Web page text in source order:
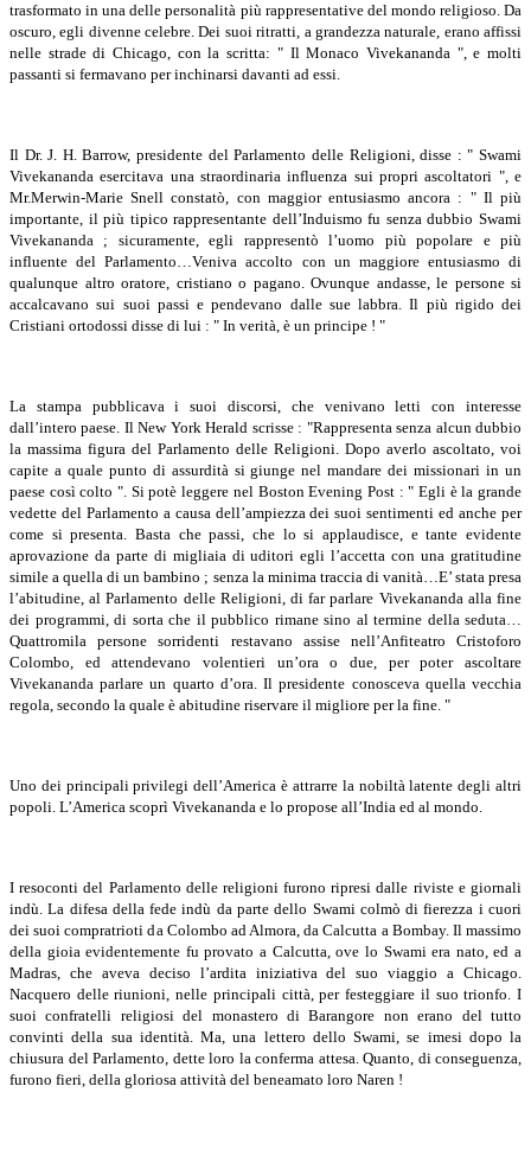
trasformato in una delle personalità più rappresentative del mondo religioso. Da
oscuro, egli divenne celebre. Dei suoi ritratti, a grandezza naturale, erano affissi
nelle strade di Chicago, con la scritta: " Il Monaco Vivekananda ", e molti
passanti si fermavano per inchinarsi davanti ad essi.
Il Dr. J. H. Barrow, presidente del Parlamento delle Religioni, disse : " Swami
Vivekananda esercitava una straordinaria influenza sui propri ascoltatori ", e
Mr.Merwin-Marie Snell constatò, con maggior entusiasmo ancora : " Il più
importante, il più tipico rappresentante dell’Induismo fu senza dubbio Swami
Vivekananda ; sicuramente, egli rappresentò l’uomo più popolare e più
influente del Parlamento…Veniva accolto con un maggiore entusiasmo di
qualunque altro oratore, cristiano o pagano. Ovunque andasse, le persone si
accalcavano sui suoi passi e pendevano dalle sue labbra. Il più rigido dei
Cristiani ortodossi disse di lui : " In verità, è un principe ! "
La stampa pubblicava i suoi discorsi, che venivano letti con interesse
dall’intero paese. Il New York Herald scrisse : "Rappresenta senza alcun dubbio
la massima figura del Parlamento delle Religioni. Dopo averlo ascoltato, voi
capite a quale punto di assurdità si giunge nel mandare dei missionari in un
paese così colto ". Si potè leggere nel Boston Evening Post : " Egli è la grande
vedette del Parlamento a causa dell’ampiezza dei suoi sentimenti ed anche per
come si presenta. Basta che passi, che lo si applaudisce, e tante evidente
aprovazione da parte di migliaia di uditori egli l’accetta con una gratitudine
simile a quella di un bambino ; senza la minima traccia di vanità…E’ stata presa
l’abitudine, al Parlamento delle Religioni, di far parlare Vivekananda alla fine
dei programmi, di sorta che il pubblico rimane sino al termine della seduta…
Quattromila persone sorridenti restavano assise nell’Anfiteatro Cristoforo
Colombo, ed attendevano volentieri un’ora o due, per poter ascoltare
Vivekananda parlare un quarto d’ora. Il presidente conosceva quella vecchia
regola, secondo la quale è abitudine riservare il migliore per la fine. "
Uno dei principali privilegi dell’America è attrarre la nobiltà latente degli altri
popoli. L’America scoprì Vivekananda e lo propose all’India ed al mondo.
I resoconti del Parlamento delle religioni furono ripresi dalle riviste e giornali
indù. La difesa della fede indù da parte dello Swami colmò di fierezza i cuori
dei suoi compratrioti da Colombo ad Almora, da Calcutta a Bombay. Il massimo
della gioia evidentemente fu provato a Calcutta, ove lo Swami era nato, ed a
Madras, che aveva deciso l’ardita iniziativa del suo viaggio a Chicago.
Nacquero delle riunioni, nelle principali città, per festeggiare il suo trionfo. I
suoi confratelli religiosi del monastero di Barangore non erano del tutto
convinti della sua identità. Ma, una lettero dello Swami, se imesi dopo la
chiusura del Parlamento, dette loro la conferma attesa. Quanto, di conseguenza,
furono fieri, della gloriosa attività del beneamato loro Naren !